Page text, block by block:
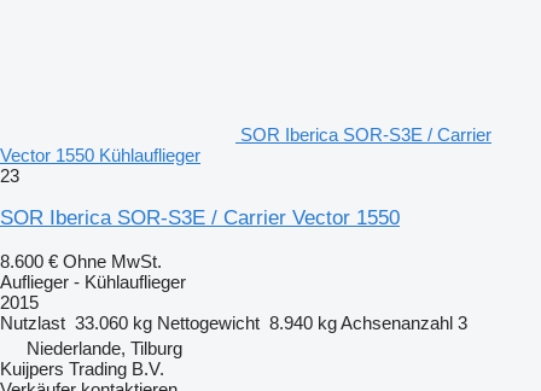
SOR Iberica SOR-S3E / Carrier
Vector 1550 Kühlauflieger
23
SOR Iberica SOR-S3E / Carrier Vector 1550
8.600 € Ohne MwSt.
Auflieger - Kühlauflieger
2015
Nutzlast 33.060 kg Nettogewicht 8.940 kgAchsenanzahl 3
Niederlande, Tilburg
Kuijpers Trading B.V.